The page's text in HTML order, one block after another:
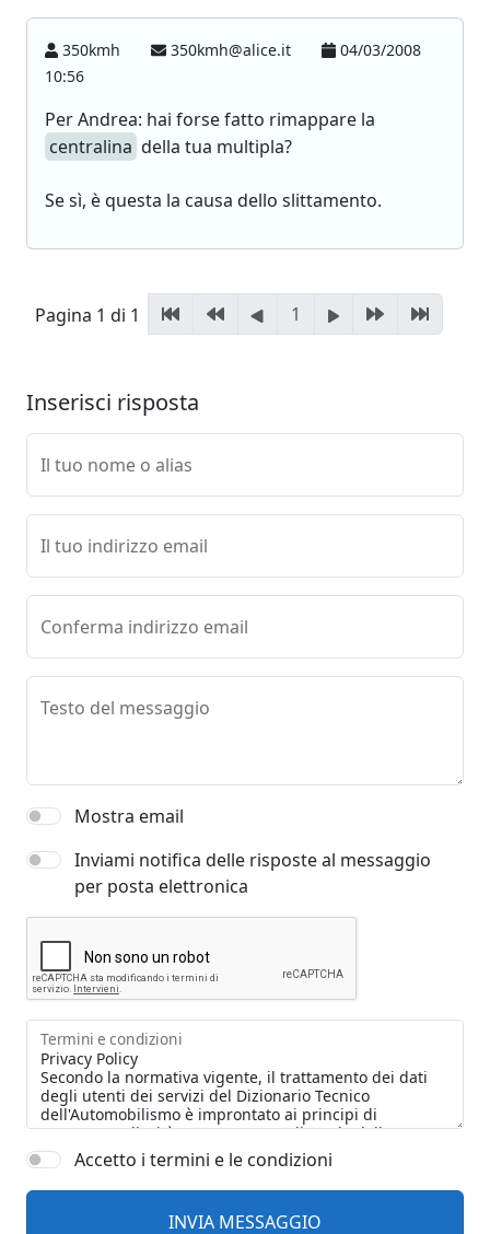
350kmh 350kmh@alice.it
04/03/2008
10:56
Per Andrea: hai forse fatto rimappare la
centralina della tua multipla?
Se sì, è questa la causa dello slittamento.
Pagina 1 di 1 1
Inserisci risposta
Il tuo nome o alias
Il tuo indirizzo email
Conferma indirizzo email
Testo del messaggio
Mostra email
Inviami notifica delle risposte al messaggio
per posta elettronica
Termini e condizioni
Accetto i termini e le condizioni